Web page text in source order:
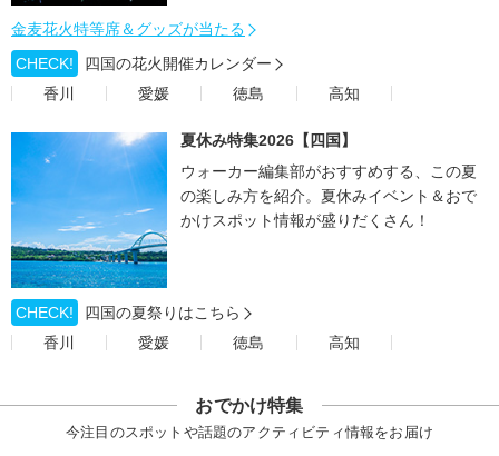
金麦花火特等席＆グッズが当たる
CHECK!
四国の花火開催カレンダー
香川
愛媛 徳島 高知
夏休み特集2026【四国】
ウォーカー編集部がおすすめする、この夏
の楽しみ方を紹介。夏休みイベント＆おで
かけスポット情報が盛りだくさん！
CHECK!
四国の夏祭りはこちら
香川
愛媛 徳島 高知
おでかけ特集
今注目のスポットや話題のアクティビティ情報をお届け